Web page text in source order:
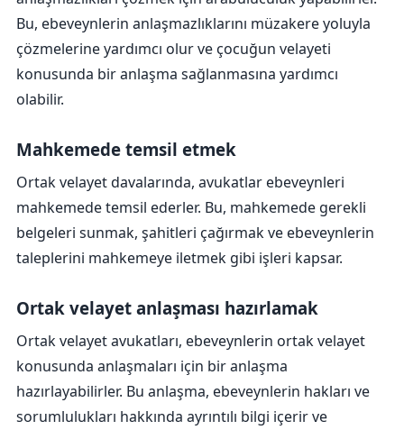
Bu, ebeveynlerin anlaşmazlıklarını müzakere yoluyla
çözmelerine yardımcı olur ve çocuğun velayeti
konusunda bir anlaşma sağlanmasına yardımcı
olabilir.
Mahkemede temsil etmek
Ortak velayet davalarında, avukatlar ebeveynleri
mahkemede temsil ederler. Bu, mahkemede gerekli
belgeleri sunmak, şahitleri çağırmak ve ebeveynlerin
taleplerini mahkemeye iletmek gibi işleri kapsar.
Ortak velayet anlaşması hazırlamak
Ortak velayet avukatları, ebeveynlerin ortak velayet
konusunda anlaşmaları için bir anlaşma
hazırlayabilirler. Bu anlaşma, ebeveynlerin hakları ve
sorumlulukları hakkında ayrıntılı bilgi içerir ve